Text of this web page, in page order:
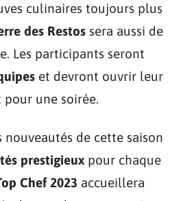
culinaires toujours plus
des Restos sera aussi de
Les participants seront
et devront ouvrir leur
une soirée.
nouveautés de cette saison
prestigieux pour chaque
Chef 2023 accueillera